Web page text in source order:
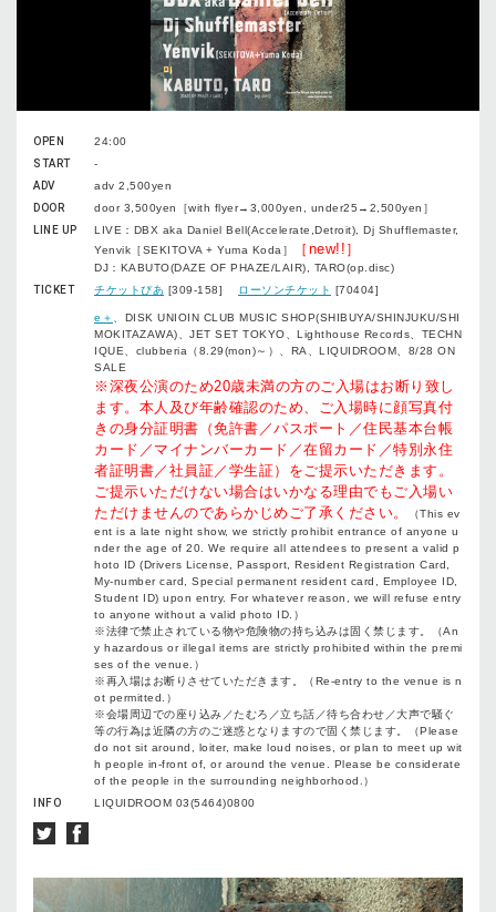
OPEN
24:00
START
-
ADV
adv 2,500yen
DOOR
door 3,500yen［with flyer→3,000yen, under25→2,500yen］
LINE UP
LIVE：DBX aka Daniel Bell(Accelerate,Detroit), Dj Shufflemaster,
Yenvik［SEKITOVA + Yuma Koda］
［new!!］
DJ：KABUTO(DAZE OF PHAZE/LAIR), TARO(op.disc)
TICKET
チケットぴあ [309-158] ローソンチケット [70404]
e＋
、DISK UNIOIN CLUB MUSIC SHOP(SHIBUYA/SHINJUKU/SHI
MOKITAZAWA)、JET SET TOKYO、Lighthouse Records、TECHN
IQUE、clubberia（8.29(mon)～）、RA、LIQUIDROOM、8/28 ON
SALE
※深夜公演のため20歳未満の方のご入場はお断り致し
ます。本人及び年齢確認のため、ご入場時に顔写真付
きの身分証明書（免許書／パスポート／住民基本台帳
カード／マイナンバーカード／在留カード／特別永住
者証明書／社員証／学生証）をご提示いただきます。
ご提示いただけない場合はいかなる理由でもご入場い
ただけませんのであらかじめご了承ください。
（This ev
ent is a late night show, we strictly prohibit entrance of anyone u
nder the age of 20. We require all attendees to present a valid p
hoto ID (Drivers License, Passport, Resident Registration Card,
My-number card, Special permanent resident card, Employee ID,
Student ID) upon entry. For whatever reason, we will refuse entry
to anyone without a valid photo ID.）
※法律で禁止されている物や危険物の持ち込みは固く禁じます。（An
y hazardous or illegal items are strictly prohibited within the premi
ses of the venue.）
※再入場はお断りさせていただきます。（Re-entry to the venue is n
ot permitted.）
※会場周辺での座り込み／たむろ／立ち話／待ち合わせ／大声で騒ぐ
等の行為は近隣の方のご迷惑となりますので固く禁じます。（Please
do not sit around, loiter, make loud noises, or plan to meet up wit
h people in-front of, or around the venue. Please be considerate
of the people in the surrounding neighborhood.）
INFO
LIQUIDROOM 03(5464)0800